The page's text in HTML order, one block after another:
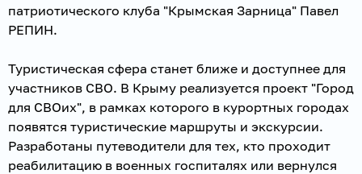
патриотического клуба "Крымская Зарница" Павел
РЕПИН.
Туристическая сфера станет ближе и доступнее для
участников СВО. В Крыму реализуется проект "Город
для СВОих", в рамках которого в курортных городах
появятся туристические маршруты и экскурсии.
Разработаны путеводители для тех, кто проходит
реабилитацию в военных госпиталях или вернулся